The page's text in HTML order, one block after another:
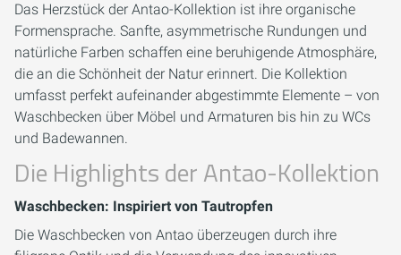
Das Herzstück der Antao-Kollektion ist ihre organische
Formensprache. Sanfte, asymmetrische Rundungen und
natürliche Farben schaffen eine beruhigende Atmosphäre,
die an die Schönheit der Natur erinnert. Die Kollektion
umfasst perfekt aufeinander abgestimmte Elemente – von
Waschbecken über Möbel und Armaturen bis hin zu WCs
und Badewannen.
Die Highlights der Antao-Kollektion
Waschbecken: Inspiriert von Tautropfen
Die Waschbecken von Antao überzeugen durch ihre